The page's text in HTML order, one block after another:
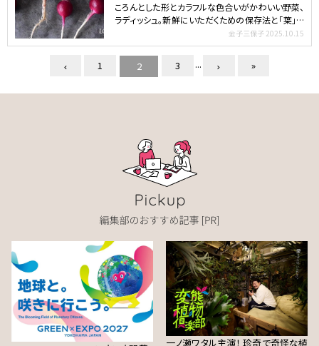
ころんとした形とカラフルな色合いがかわいい野菜、
ラディッシュ。新鮮にいただくための保存法と「葉」と
金子三保子 2025.10.15
1 2 3 ... »
一ノ瀬ワタル主演！ 珍奇で奇怪な植